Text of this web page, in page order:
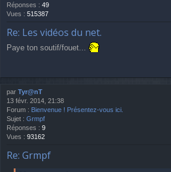
Réponses : 49
Vues : 515387
Re: Les vidéos du net.
Paye ton soutif/fouet...
par Tyr@nT
13 févr. 2014, 21:38
Forum : Bienvenue ! Présentez-vous ici.
Sujet : Grmpf
Réponses : 9
Vues : 93162
Re: Grmpf